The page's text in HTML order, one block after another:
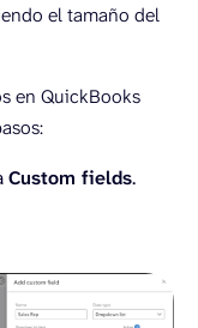
el tamaño del
en QuickBooks
Custom fields.